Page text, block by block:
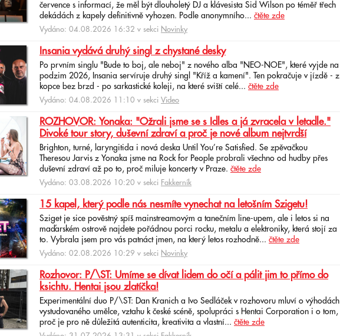
července s informací, že měl být dlouholetý DJ a klávesista Sid Wilson po téměř třech
dekádách z kapely definitivně vyhozen. Podle anonymního... čtěte zde
Vydáno: 04.08.2026 16:32 v sekci Novinky
Insania vydává druhý singl z chystané desky
Po prvním singlu "Bude to boj, ale neboj" z nového alba "NEO-NOE", které vyjde na
podzim 2026, Insania servíruje druhý singl "Kříž a kamení". Ten pokračuje v jízdě - z
kopce bez brzd - po sarkastické koleji, na které sviští celé... čtěte zde
Vydáno: 04.08.2026 11:10 v sekci Video
ROZHOVOR: Yonaka: "Ožrali jsme se s Idles a já zvracela v letadle."
Divoké tour story, duševní zdraví a proč je nové album nejtvrdší
Brighton, turné, laryngitida i nová deska Until You’re Satisfied. Se zpěvačkou
Theresou Jarvis z Yonaka jsme na Rock for People probrali všechno od hudby přes
duševní zdraví až po to, proč miluje koncerty v Praze. čtěte zde
Vydáno: 03.08.2026 10:20 v sekci Fakkerník
15 kapel, který podle nás nesmíte vynechat na letošním Szigetu!
Sziget je sice pověstný spíš mainstreamovým a tanečním line-upem, ale i letos si na
maďarském ostrově najdete pořádnou porci rocku, metalu a elektroniky, která stojí za
to. Vybrala jsem pro vás patnáct jmen, na který letos rozhodně... čtěte zde
Vydáno: 02.08.2026 10:29 v sekci Novinky
Rozhovor: P/\ST: Umíme se dívat lidem do očí a pálit jim to přímo do
ksichtu. Hentai jsou zlatíčka!
Experimentální duo P/\ST: Dan Kranich a Ivo Sedláček v rozhovoru mluví o výhodách
vystudovaného umělce, vztahu k české scéně, spolupráci s Hentai Corporation i o tom,
proč je pro ně důležitá autenticita, kreativita a vlastní... čtěte zde